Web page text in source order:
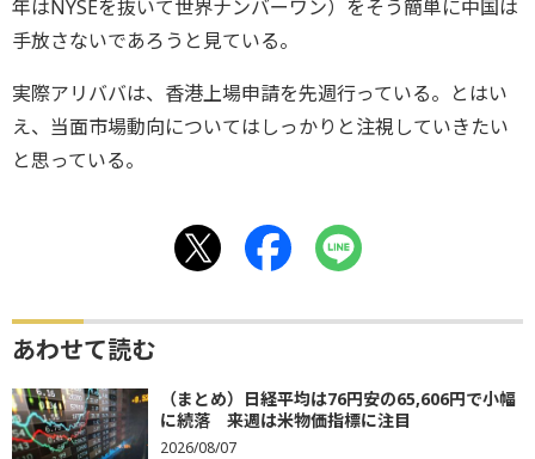
年はNYSEを抜いて世界ナンバーワン）をそう簡単に中国は
手放さないであろうと見ている。
実際アリババは、香港上場申請を先週行っている。とはい
え、当面市場動向についてはしっかりと注視していきたい
と思っている。
あわせて読む
（まとめ）日経平均は76円安の65,606円で小幅
に続落 来週は米物価指標に注目
2026/08/07